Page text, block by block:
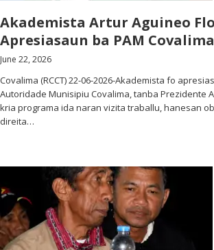
Akademista Artur Aguineo
Apresiasaun ba PAM Covalima
June 22, 2026
Covalima (RCCT) 22-06-2026-Akademista fo
Autoridade Munisipiu Covalima, tanba Prezidente
kria programa ida naran vizita traballu, hanesan
direita…